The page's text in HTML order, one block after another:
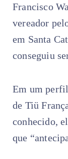
Francisco
vereador
em Santa
conseguiu
Em um
de Tiü
conhecido,
que